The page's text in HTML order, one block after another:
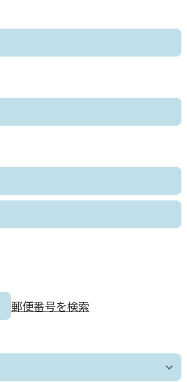
郵便番号を検索